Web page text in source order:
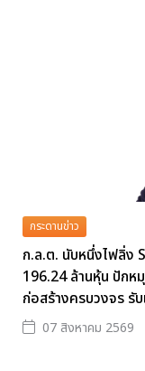
กระดานข่าว
ก.ล.ต. นับหนึ่งไฟลิ่ง
196.24 ล้านหุ้น ปักห
ก่อสร้างครบวงจร รับ
07 สิงหาคม 2569